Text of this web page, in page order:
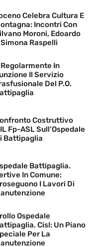
Celebra Cultura E
Incontri Con
Moroni, Edoardo
Simona Raspelli
Regolarmente In
Il Servizio
Del P.O.
Costruttivo
Fp-ASL Sull’Ospedale
Battipaglia
Battipaglia.
In Comune:
I Lavori Di
Ospedale
Cisl: Un Piano
Per La